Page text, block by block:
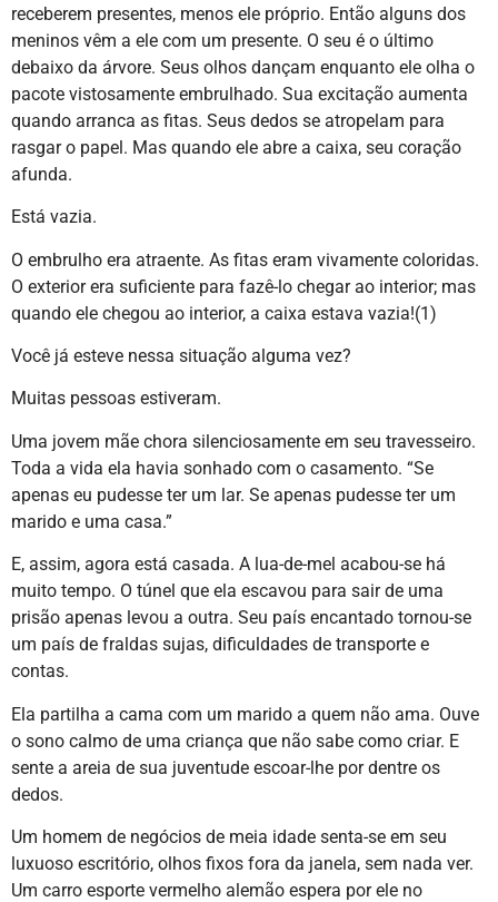
receberem presentes, menos ele próprio. Então alguns dos
meninos vêm a ele com um presente. O seu é o último
debaixo da árvore. Seus olhos dançam enquanto ele olha o
pacote vistosamente embrulhado. Sua excitação aumenta
quando arranca as fitas. Seus dedos se atropelam para
rasgar o papel. Mas quando ele abre a caixa, seu coração
afunda.
Está vazia.
O embrulho era atraente. As fitas eram vivamente coloridas.
O exterior era suficiente para fazê-lo chegar ao interior; mas
quando ele chegou ao interior, a caixa estava vazia!(1)
Você já esteve nessa situação alguma vez?
Muitas pessoas estiveram.
Uma jovem mãe chora silenciosamente em seu travesseiro.
Toda a vida ela havia sonhado com o casamento. “Se
apenas eu pudesse ter um lar. Se apenas pudesse ter um
marido e uma casa.”
E, assim, agora está casada. A lua-de-mel acabou-se há
muito tempo. O túnel que ela escavou para sair de uma
prisão apenas levou a outra. Seu país encantado tornou-se
um país de fraldas sujas, dificuldades de transporte e
contas.
Ela partilha a cama com um marido a quem não ama. Ouve
o sono calmo de uma criança que não sabe como criar. E
sente a areia de sua juventude escoar-lhe por dentre os
dedos.
Um homem de negócios de meia idade senta-se em seu
luxuoso escritório, olhos fixos fora da janela, sem nada ver.
Um carro esporte vermelho alemão espera por ele no